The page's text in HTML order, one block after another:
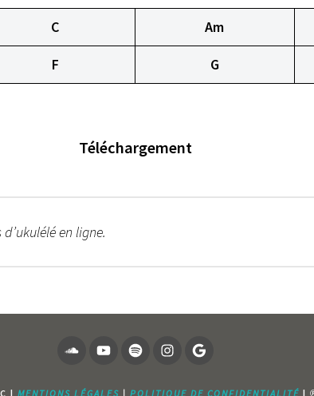
C Am
F G
Téléchargement
en ligne.
SOUNDCLOUD
YOUTUBE
SPOTIFYINSTAGRAM
PAGE
GOOGLE
| MENTIONS LÉGALES | POLITIQUE DE CONFIDENTIALITÉ |